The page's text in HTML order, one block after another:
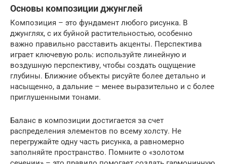
Основы композиции джунглей
Композиция – это фундамент любого рисунка. В
джунглях, с их буйной растительностью, особенно
важно правильно расставить акценты. Перспектива
играет ключевую роль: используйте линейную и
воздушную перспективу, чтобы создать ощущение
глубины. Ближние объекты рисуйте более детально и
насыщенно, а дальние – менее выразительно и с более
приглушенными тонами.
Баланс в композиции достигается за счет
распределения элементов по всему холсту. Не
перегружайте одну часть рисунка, а равномерно
заполняйте пространство. Помните о «золотом